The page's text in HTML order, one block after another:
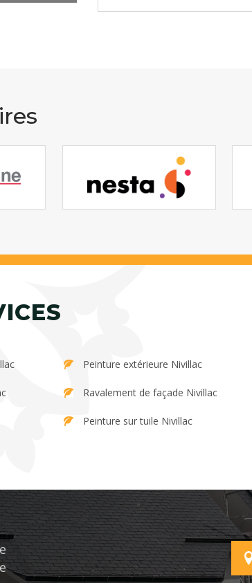
Peinture extérieure Nivillac
Ravalement de façade Nivillac
Peinture sur tuile Nivillac